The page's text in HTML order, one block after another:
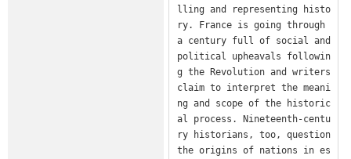
lling and representing histo
ry. France is going through
a century full of social and
political upheavals followin
g the Revolution and writers
claim to interpret the meani
ng and scope of the historic
al process. Nineteenth-centu
ry historians, too, question
the origins of nations in es